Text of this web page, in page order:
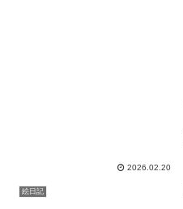
2026.02.20
絵日記